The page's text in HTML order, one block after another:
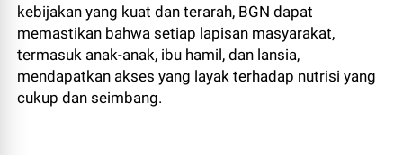
kebijakan yang kuat dan terarah, BGN dapat
memastikan bahwa setiap lapisan masyarakat,
termasuk anak-anak, ibu hamil, dan lansia,
mendapatkan akses yang layak terhadap nutrisi yang
cukup dan seimbang.